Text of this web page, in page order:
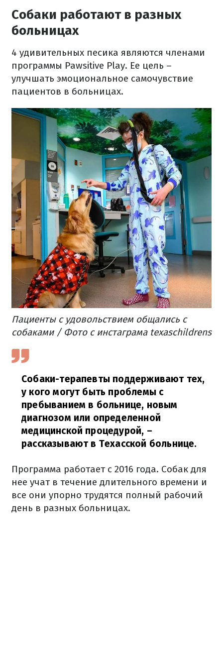
Собаки работают в разных
больницах
4 удивительных песика являются членами
программы Pawsitive Play. Ее цель –
улучшать эмоциональное самочувствие
пациентов в больницах.
Пациенты с удовольствием общались с
собаками / Фото с инстаграма texaschildrens
Собаки-терапевты поддерживают тех,
у кого могут быть проблемы с
пребыванием в больнице, новым
диагнозом или определенной
медицинской процедурой, –
рассказывают в Техасской больнице.
Программа работает с 2016 года. Собак для
нее учат в течение длительного времени и
все они упорно трудятся полный рабочий
день в разных больницах.